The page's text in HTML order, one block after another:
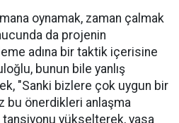
oynamak, zaman çalmak
da projenin
adına bir taktik içerisine
bunun bile yanlış
"Sanki bizlere çok uygun bir
bu önerdikleri anlaşma
tansiyonu yükselterek, yasa